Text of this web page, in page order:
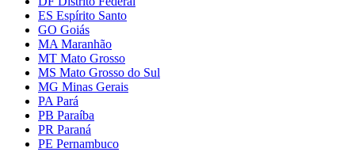
ES Espírito Santo
GO Goiás
MA Maranhão
MT Mato Grosso
MS Mato Grosso do Sul
MG Minas Gerais
PA Pará
PB Paraíba
PR Paraná
PE Pernambuco